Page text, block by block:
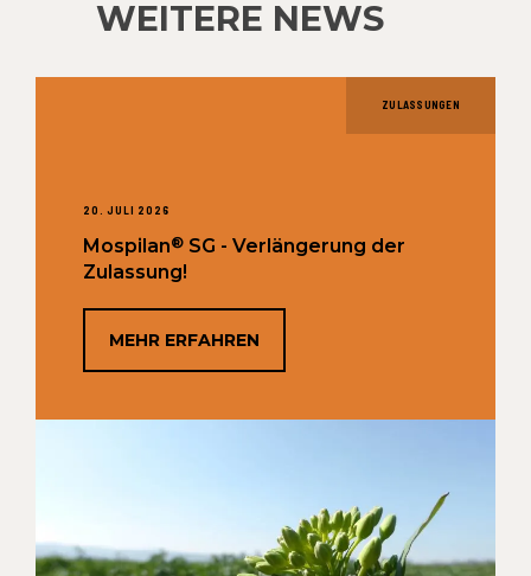
WEITERE NEWS
ZULASSUNGEN
20. JULI 2026
Mospilan® SG - Verlängerung der
Zulassung!
MEHR ERFAHREN